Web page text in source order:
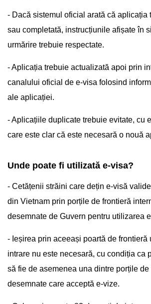
- Dacă sistemul oficial arată că aplicația
sau completată, instrucțiunile afișate în
urmărire trebuie respectate.
- Aplicația trebuie actualizată apoi prin
canalului oficial de e-visa folosind
ale aplicației.
- Aplicațiile duplicate trebuie evitate, cu
care este clar că este necesară o nouă
Unde poate fi utilizată e-visa?
- Cetățenii străini care dețin e-visă
din Vietnam prin porțile de frontieră
desemnate de Guvern pentru utilizarea
- Ieșirea prin aceeași poartă de frontieră
intrare nu este necesară, cu condiția ca
să fie de asemenea una dintre porțile de
desemnate care acceptă e-vize.